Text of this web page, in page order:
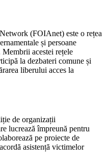
(FOIAnet) este o rețea
și persoane
Membrii acestei rețele
la dezbateri comune și
liberului acces la
de organizații
lucrează împreună pentru
pe proiecte de
asistență victimelor